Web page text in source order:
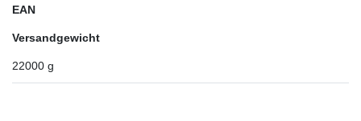
EAN
Versandgewicht
22000 g